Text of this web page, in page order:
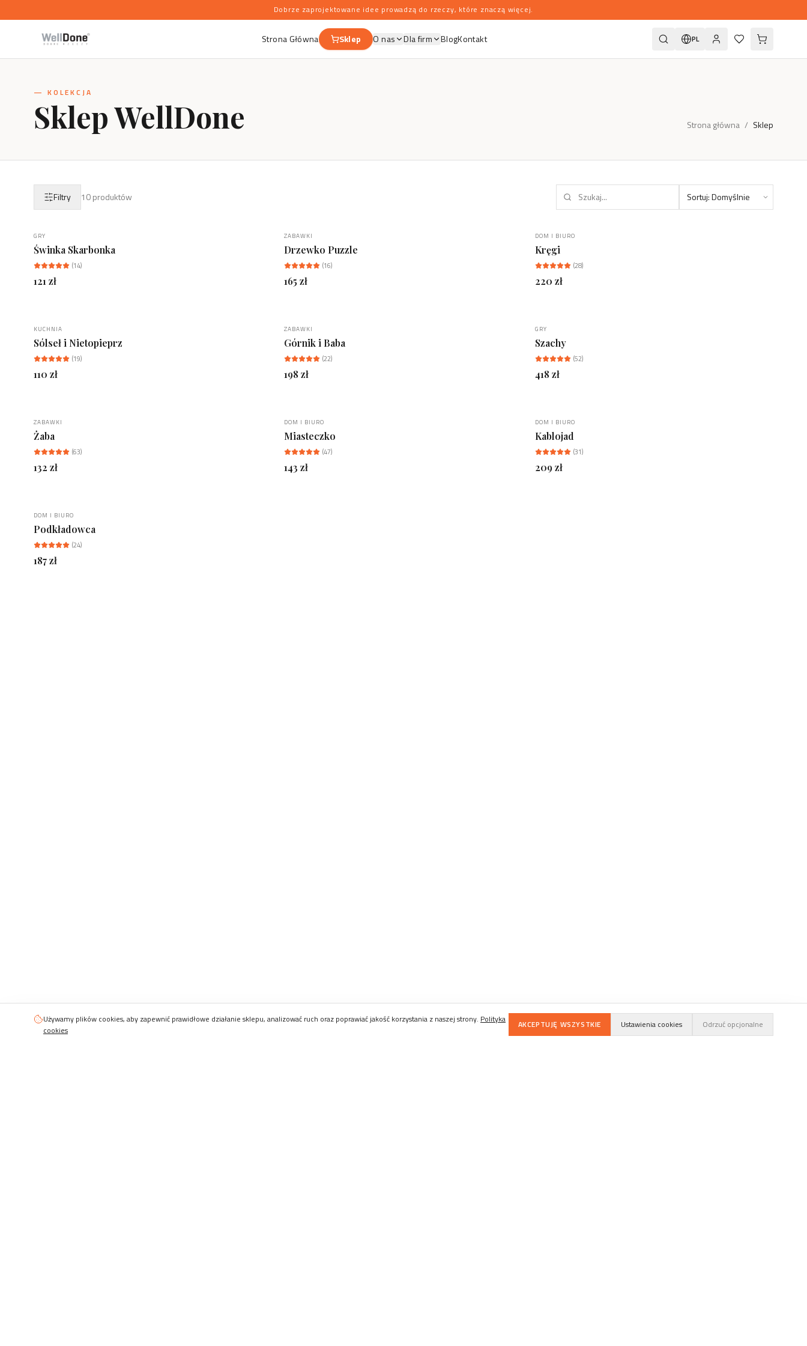
Dobrze zaprojektowane idee prowadzą do rzeczy, które znaczą więcej.
Strona Główna Sklep O nas Dla firm BlogKontakt PL
— KOLEKCJA
Sklep WellDone Strona główna / Sklep
Filtry 10produktów
GRY
Świnka Skarbonka
(14)
121 zł
ZABAWKI
Drzewko Puzzle
(16)
165 zł
NIEDOSTĘPNY
DOM I BIURO
Kręgi
(28)
220 zł
NOWOŚĆ
KUCHNIA
Sólseł i Nietopieprz
(19)
110 zł
ZABAWKI
Górnik i Baba
(22)
198 zł
GRY
Szachy
(52)
418 zł
WELLDONE CLASSIC
ZABAWKI
Żaba
(63)
132 zł
BESTSELLER
DOM I BIURO
Miasteczko
(47)
143 zł
NOWOŚĆ
DOM I BIURO
Kablojad
(31)
209 zł
BESTSELLER
DOM I BIURO
Podkładowca
(24)
187zł
Używamy plików cookies, aby zapewnić prawidłowe działanie sklepu, analizować ruch oraz poprawiać jakość korzystania z naszej strony. Polityka
cookies
AKCEPTUJĘ WSZYSTKIE Ustawienia cookies Odrzuć opcjonalne